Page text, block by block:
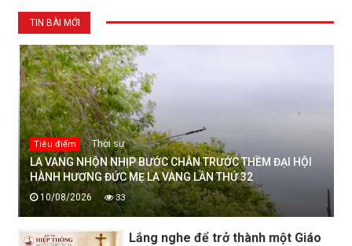
TIN BÀI MỚI
Tiêu điểm Thời sự
LA VANG NHỘN NHỊP BƯỚC CHÂN TRƯỚC THỀM ĐẠI HỘI
HÀNH HƯƠNG ĐỨC MẸ LA VANG LẦN THỨ 32
10/08/2026 33
Lắng nghe để trở thành một Giáo